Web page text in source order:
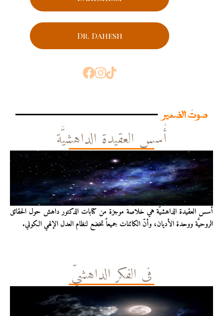
Dr. Dahesh
صوتُ الضمير
أُسس العقيدة الداهشيَّة
أُسس العقيدة الداهشيّة هي خلاصة موجزة من كتابات الدكتور داهش حول الحقائق
الروحيَّة ووحدة الأديان، وأنّ الكائنات جميعاً تخضع لنظام العدل الإلهي الكوني.
في الفكر الداهشيّ